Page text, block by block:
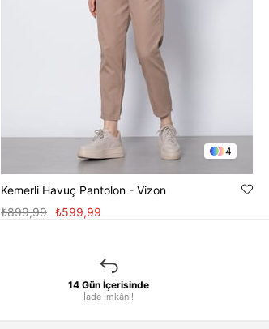
4
Kemerli Havuç Pantolon - Vizon
₺599,99
₺899,99
14 Gün İçerisinde
İade İmkânı!